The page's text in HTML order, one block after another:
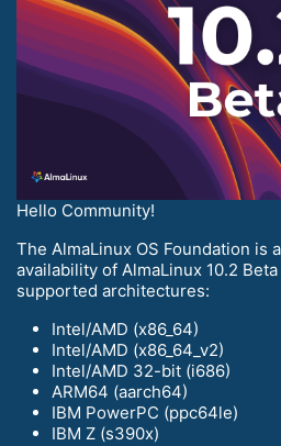
Hello Community!
The AlmaLinux OS Foundation is
availability of AlmaLinux 10.2
supported architectures:
Intel/AMD (x86_64)
Intel/AMD (x86_64_v2)
Intel/AMD 32-bit (i686)
ARM64 (aarch64)
IBM PowerPC (ppc64le)
IBM Z (s390x)